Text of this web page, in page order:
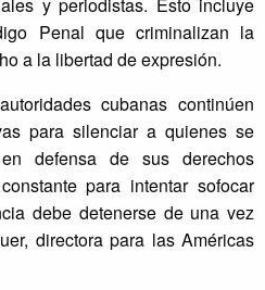
y periodistas. Esto incluye
Penal que criminalizan la
a la libertad de expresión.
cubanas continúen
para silenciar a quienes se
defensa de sus derechos
para intentar sofocar
debe detenerse de una vez
directora para las Américas